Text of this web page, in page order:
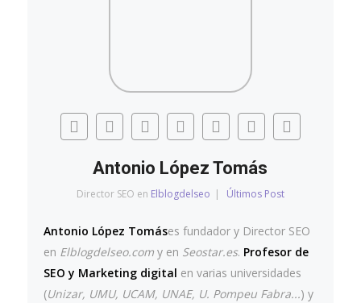
Antonio López Tomás
Director SEO en Elblogdelseo | Últimos Post
Antonio López Tomáses fundador y Director SEO
en Elblogdelseo.comy en Seostar.es. Profesor de
SEO y Marketing digital en varias universidades
(Unizar, UMU, UCAM, UNAE, U. Pompeu Fabra...) y